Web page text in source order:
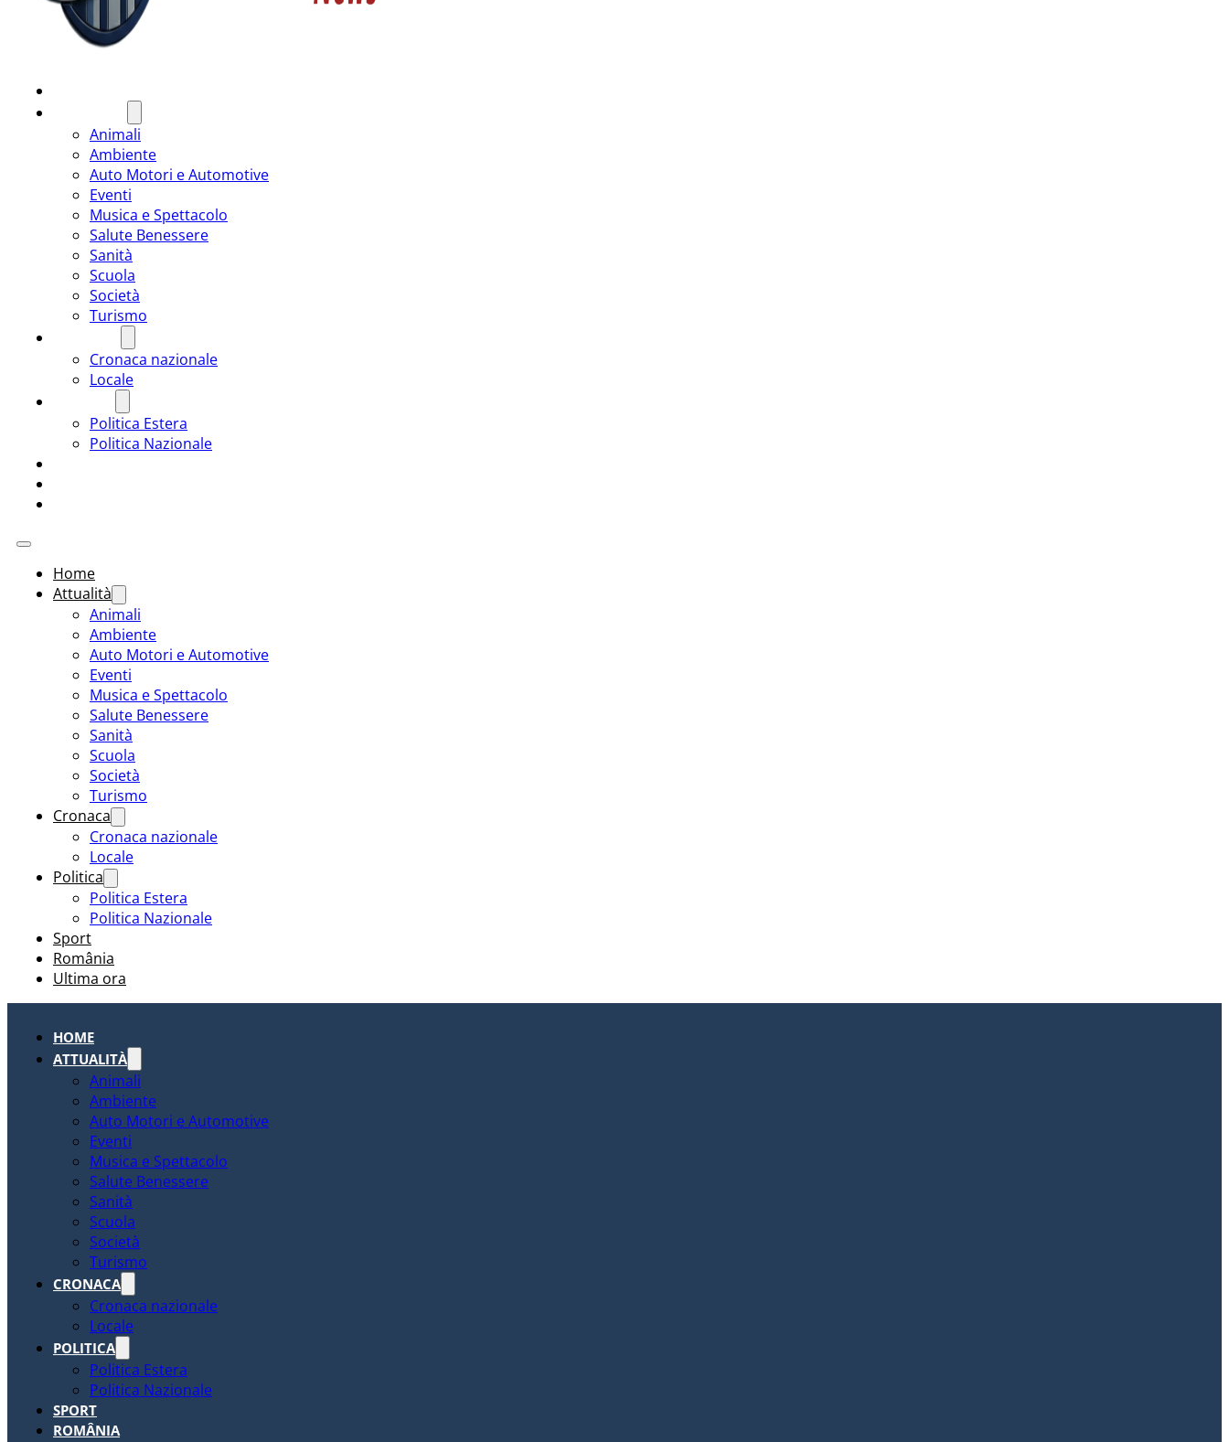
Animali
Ambiente
Auto Motori e Automotive
Eventi
Musica e Spettacolo
Salute Benessere
Sanità
Scuola
Società
Turismo
Cronaca nazionale
Locale
Politica Estera
Politica Nazionale
Home
Attualità
Animali
Ambiente
Auto Motori e Automotive
Eventi
Musica e Spettacolo
Salute Benessere
Sanità
Scuola
Società
Turismo
Cronaca
Cronaca nazionale
Locale
Politica
Politica Estera
Politica Nazionale
Sport
România
Ultima ora
HOME
ATTUALITÀ
Animali
Ambiente
Auto Motori e Automotive
Eventi
Musica e Spettacolo
Salute Benessere
Sanità
Scuola
Società
Turismo
CRONACA
Cronaca nazionale
Locale
POLITICA
Politica Estera
Politica Nazionale
SPORT
ROMÂNIA